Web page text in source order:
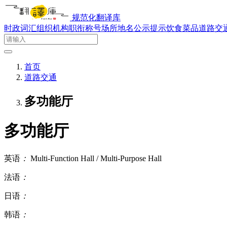
规范化翻译库
时政词汇组织机构职衔称号场所地名公示提示饮食菜品道路交
首页
道路交通
多功能厅
多功能厅
英语 ： Multi-Function Hall / Multi-Purpose Hall
法语 ：
日语 ：
韩语 ：